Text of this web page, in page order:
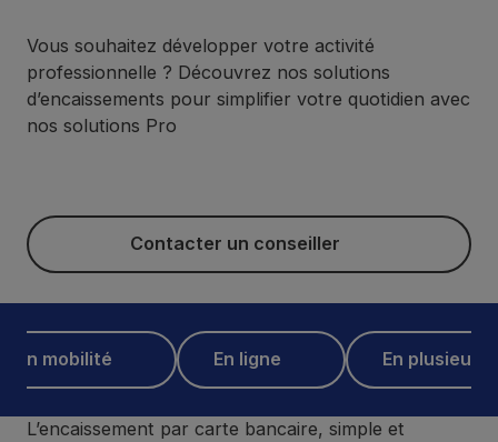
Vous souhaitez développer votre activité
professionnelle ? Découvrez nos solutions
d’encaissements pour simplifier votre quotidien avec
nos solutions Pro
Contacter un conseiller
Contacter un conseiller
en mobilité
En ligne
En ligne
En plusieurs fois
En plusieurs
L’encaissement par carte bancaire, simple et